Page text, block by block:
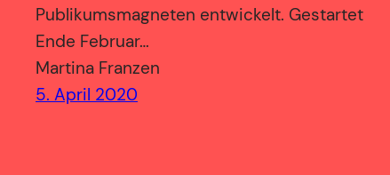
Publikumsmagneten entwickelt. Gestartet
Ende Februar…
Martina Franzen
5. April 2020